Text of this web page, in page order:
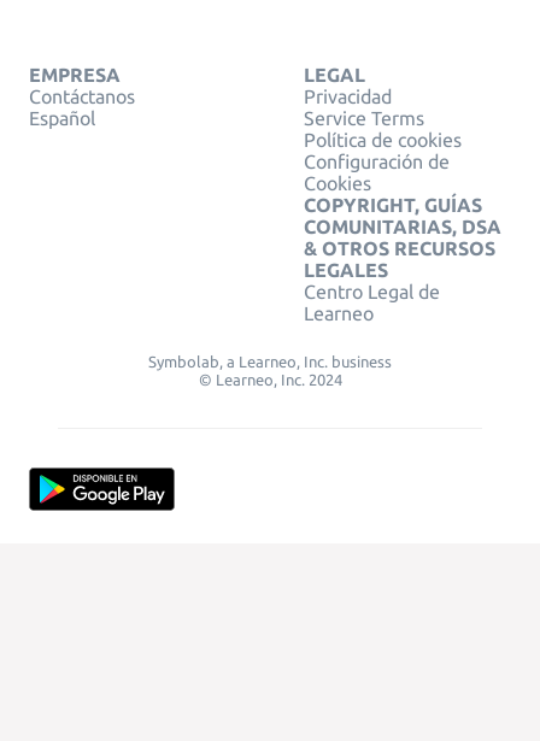
EMPRESA
Contáctanos
Español
LEGAL
Privacidad
Service Terms
Política de cookies
Configuración de
Cookies
COPYRIGHT, GUÍAS
COMUNITARIAS, DSA
& OTROS RECURSOS
LEGALES
Centro Legal de
Learneo
Symbolab, a Learneo, Inc. business
© Learneo, Inc. 2024